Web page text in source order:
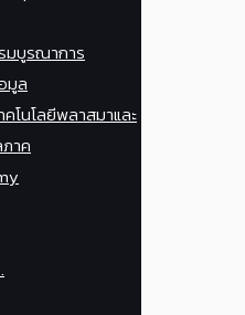
มบูรณาการ
มูล
โนโลยีพลาสมาและ
าค